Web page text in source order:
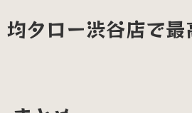
均タロー渋谷店で最